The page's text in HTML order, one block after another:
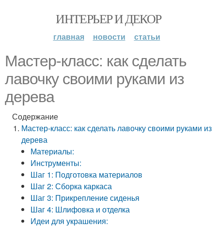
ИНТЕРЬЕР И ДЕКОР
главная новости статьи
Мастер-класс: как сделать
лавочку своими руками из
дерева
Содержание
Мастер-класс: как сделать лавочку своими руками из
дерева
Материалы:
Инструменты:
Шаг 1: Подготовка материалов
Шаг 2: Сборка каркаса
Шаг 3: Прикрепление сиденья
Шаг 4: Шлифовка и отделка
Идеи для украшения: